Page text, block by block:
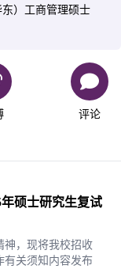
东）工商管理硕士
评论
硕士研究生复试
神，现将我校招收
有关须知内容发布